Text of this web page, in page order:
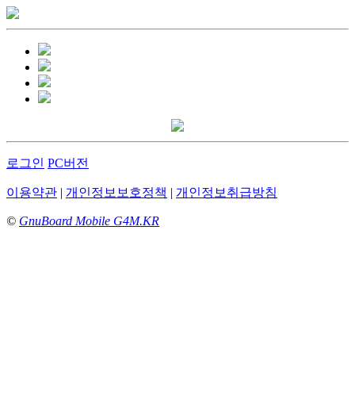
로그인 PC버전
이용약관 | 개인정보보호정책 | 개인정보취급방침
© GnuBoard Mobile G4M.KR